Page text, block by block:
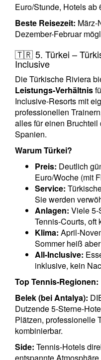
Euro/Stunde, Hotels ab
Beste Reisezeit: März-
Dezember-Februar
🇹🇷 5. Türkei –
Inclusive
Die Türkische Riviera
Leistungs-Verhältnis
Inclusive-Resorts mit
professionellen
alles für einen
Spanien.
Warum Türkei?
Preis: Deutlich
Euro/Woche (mit
Service:
Sie werden
Anlagen: Viele 5-
Tennis-Courts, oft
Klima: April-
Sommer heiß
All-Inclusive:
inklusive, kein
Top Tennis-Regionen:
Belek (bei Antalya):
Dutzende 5-Sterne-
Plätzen, professionelle
kombinierbar.
Side: Tennis-Hotels
entspannte Atmosphäre.